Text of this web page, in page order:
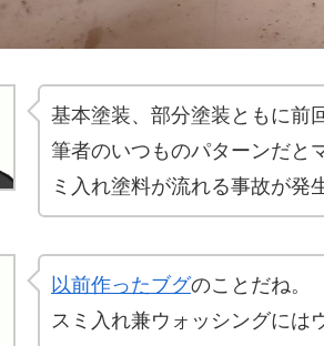
基本塗装、部分塗装ともに前
筆者のいつものパターンだと
ミ入れ塗料が流れる事故が発
以前作ったブグのことだね。
スミ入れ兼ウォッシングには